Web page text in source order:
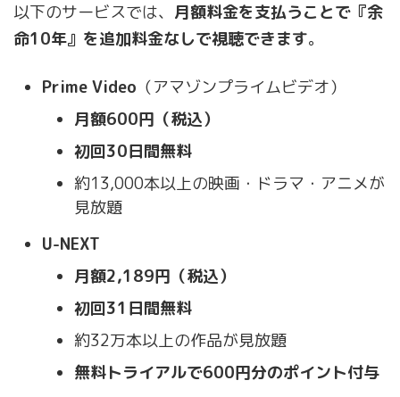
以下のサービスでは、 月額料金を支払うことで『余
命10年』を追加料金なしで視聴できます。
Prime Video （アマゾンプライムビデオ）
月額600円（税込）
初回30日間無料
約13,000本以上の映画・ドラマ・アニメが
見放題
U-NEXT
月額2,189円（税込）
初回31日間無料
約32万本以上の作品が見放題
無料トライアルで600円分のポイント付与